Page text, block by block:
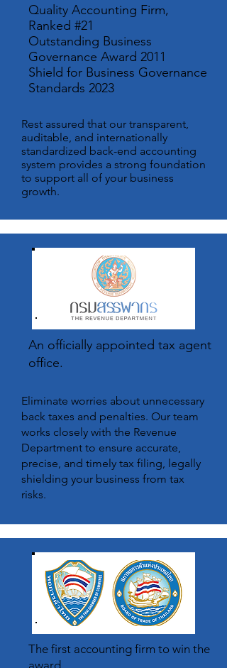
Quality Accounting Firm,
Ranked #21
Outstanding Business
Governance Award 2011
Shield for Business Governance
Standards 2023
Rest assured that our transparent,
auditable, and internationally
standardized back-end accounting
system provides a strong foundation
to support all of your business
growth.
An officially appointed tax agent
office.
Eliminate worries about unnecessary
back taxes and penalties. Our team
works closely with the Revenue
Department to ensure accurate,
precise, and timely tax filing, legally
shielding your business from tax
risks.
The first accounting firm to win the
award.